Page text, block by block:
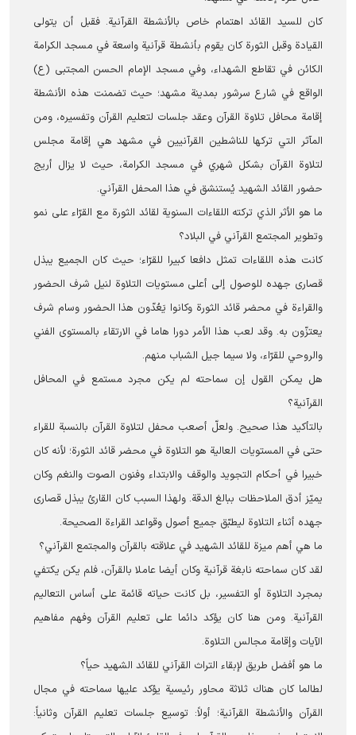
كان للسید القائد اهتمام خاص بالأنشطة القرآنية. فقبل أن يتولى
القيادة وقبل الثورة كان يقوم بأنشطة قرآنية واسعة في مسجد الكرامة
الكائن في تقاطع الشهداء، وفي مسجد الإمام الحسن المجتبى (ع)
الواقع في شارع سرشور بمدينة مشهد؛ حيث تضمنت هذه الأنشطة
إقامة محافل تلاوة القرآن وعقد جلسات لتعليم القرآن وتفسيره، ومن
المآثر التي تركها للناشطين القرآنيين في مشهد هي إقامة مجلس
لتلاوة القرآن بشكل شهري في مسجد الكرامة، حيث لا يزال أريج
حضور القائد الشهيد يُستنشق في هذا المحفل القرآني.
ما هو الأثر الذي تركته اللقاءات السنوية لقائد الثورة مع القرّاء على نمو
وتطوير المجتمع القرآني في البلاد؟
كانت هذه اللقاءات تمثل دافعا كبيرا للقرّاء؛ حيث كان الجميع يبذل
قصارى جهده للوصول إلى أعلى مستويات التلاوة لنيل شرف الحضور
والقراءة في محضر قائد الثورة وكانوا يَعُدّون هذا الحضور وسام شرف
يعتزّون به. وقد لعب هذا الأمر دورا هاما في الارتقاء بالمستوى الفني
والروحي للقرّاء، ولا سيما جيل الشباب منهم.
هل يمكن القول إن سماحته لم يكن مجرد مستمع في المحافل
القرآنية؟
بالتأكيد هذا صحيح. ولعلّ أصعب محفل لتلاوة القرآن بالنسبة للقراء
حتى في المستويات العالية هو التلاوة في محضر قائد الثورة؛ لأنه كان
خبيرا في أحكام التجويد والوقف والابتداء وفنون الصوت والنغم وكان
يميّز أدق الملاحظات ببالغ الدقة. ولهذا السبب كان القارئ يبذل قصارى
جهده أثناء التلاوة ليطبّق جميع أصول وقواعد القراءة الصحيحة.
ما هي أهم ميزة للقائد الشهيد في علاقته بالقرآن والمجتمع القرآني؟
لقد كان سماحته نابغة قرآنية وكان أيضا عاملا بالقرآن، فلم يكن يكتفي
بمجرد التلاوة أو التفسير، بل كانت حياته قائمة على أساس التعاليم
القرآنية. ومن هنا كان يؤكد دائما على تعليم القرآن وفهم مفاهيم
الآيات وإقامة مجالس التلاوة.
ما هو أفضل طريق لإبقاء التراث القرآني للقائد الشهيد حياً؟
لطالما كان هناك ثلاثة محاور رئيسية يؤكد عليها سماحته في مجال
القرآن والأنشطة القرآنية؛ أولاً: توسيع جلسات تعليم القرآن وثانياً: